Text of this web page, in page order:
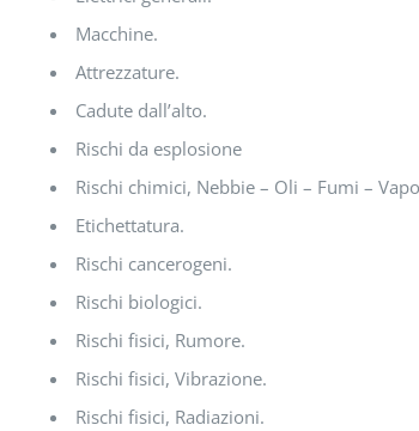
Macchine.
Attrezzature.
Cadute dall’alto.
Rischi da esplosione
Rischi chimici, Nebbie – Oli – Fumi –
Etichettatura.
Rischi cancerogeni.
Rischi biologici.
Rischi fisici, Rumore.
Rischi fisici, Vibrazione.
Rischi fisici, Radiazioni.